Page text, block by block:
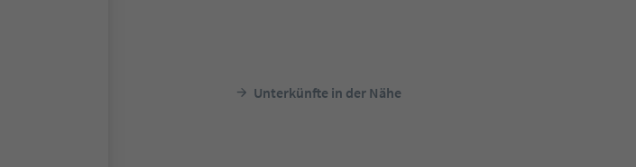
Unterkünfte in der Nähe